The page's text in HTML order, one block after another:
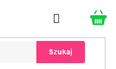
Szukaj